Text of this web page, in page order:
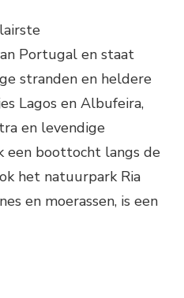
Portugal en staat
stranden en heldere
Lagos en Albufeira,
en levendige
een boottocht langs de
het natuurpark Ria
en moerassen, is een